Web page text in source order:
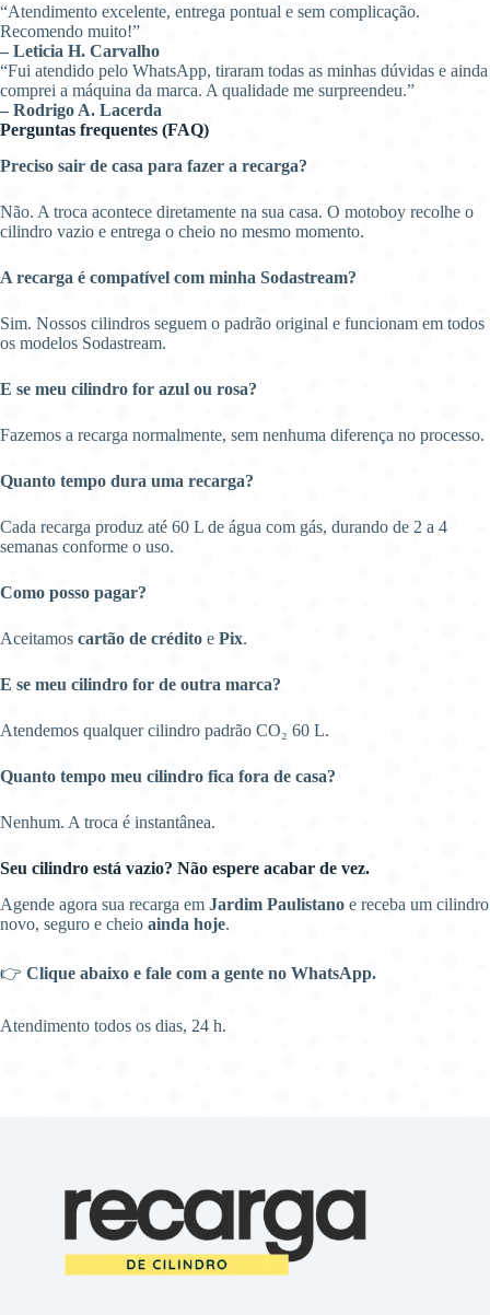
“Atendimento excelente, entrega pontual e sem complicação.
Recomendo muito!”
– Leticia H. Carvalho
“Fui atendido pelo WhatsApp, tiraram todas as minhas dúvidas e ainda
comprei a máquina da marca. A qualidade me surpreendeu.”
– Rodrigo A. Lacerda
Perguntas frequentes (FAQ)
Preciso sair de casa para fazer a recarga?
Não. A troca acontece diretamente na sua casa. O motoboy recolhe o
cilindro vazio e entrega o cheio no mesmo momento.
A recarga é compatível com minha Sodastream?
Sim. Nossos cilindros seguem o padrão original e funcionam em todos
os modelos Sodastream.
E se meu cilindro for azul ou rosa?
Fazemos a recarga normalmente, sem nenhuma diferença no processo.
Quanto tempo dura uma recarga?
Cada recarga produz até 60 L de água com gás, durando de 2 a 4
semanas conforme o uso.
Como posso pagar?
Aceitamos cartão de crédito e Pix.
E se meu cilindro for de outra marca?
Atendemos qualquer cilindro padrão CO₂ 60 L.
Quanto tempo meu cilindro fica fora de casa?
Nenhum. A troca é instantânea.
Seu cilindro está vazio? Não espere acabar de vez.
Agende agora sua recarga em Jardim Paulistano e receba um cilindro
novo, seguro e cheio ainda hoje.
👉 Clique abaixo e fale com a gente no WhatsApp.
Atendimento todos os dias, 24 h.